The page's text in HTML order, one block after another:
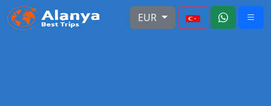
EUR